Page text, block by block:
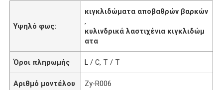
Υψηλό φως:
κιγκλιδώματα αποβαθρών βαρκών
,
κυλινδρικά λαστιχένια κιγκλιδώμ
ατα
Όροι πληρωμής L / C, T / T
Αριθμό μοντέλου Zy-R006